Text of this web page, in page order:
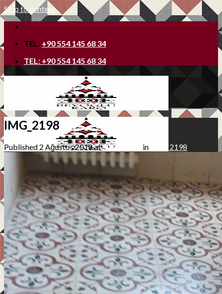
Skip to content
TEL: +90 554 145 68 34
TEL: +90 554 145 68 34
Ana Sayfa
Hakkımızda
Teknik Bilgi
Ürünler
Uygulama Alanları
Referanslar
İletişim
IMG_2198
Published 2 Ağustos 2018at900 × 1600 in IMG_2198